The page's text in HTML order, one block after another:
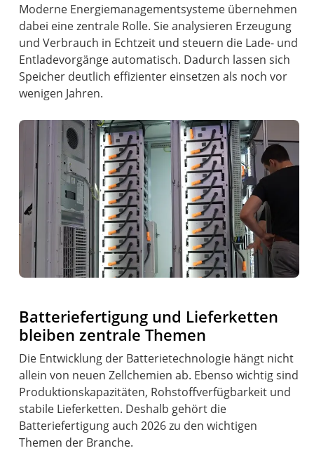
Moderne Energiemanagementsysteme übernehmen
dabei eine zentrale Rolle. Sie analysieren Erzeugung
und Verbrauch in Echtzeit und steuern die Lade- und
Entladevorgänge automatisch. Dadurch lassen sich
Speicher deutlich effizienter einsetzen als noch vor
wenigen Jahren.
Batteriefertigung und Lieferketten
bleiben zentrale Themen
Die Entwicklung der Batterietechnologie hängt nicht
allein von neuen Zellchemien ab. Ebenso wichtig sind
Produktionskapazitäten, Rohstoffverfügbarkeit und
stabile Lieferketten. Deshalb gehört die
Batteriefertigung auch 2026 zu den wichtigen
Themen der Branche.